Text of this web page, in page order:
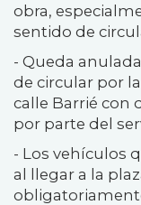
obra,
sentido de
- Queda
de circular por
calle Barrié con
por parte del
- Los vehículos
al llegar a la